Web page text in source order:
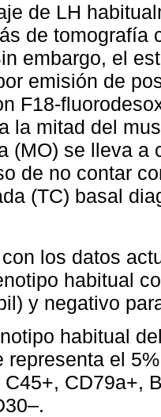
de LH
de tomografía
embargo, el
emisión de
F18-
la mitad del
(MO) se lleva a
de no contar
(TC) basal
los datos
habitual
y negativo
habitual
representa el
CD79a+,